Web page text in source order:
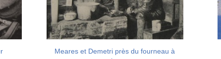
Meares et Demetri près du fourneau à